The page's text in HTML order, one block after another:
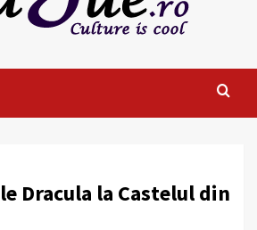
Dracula la Castelul din